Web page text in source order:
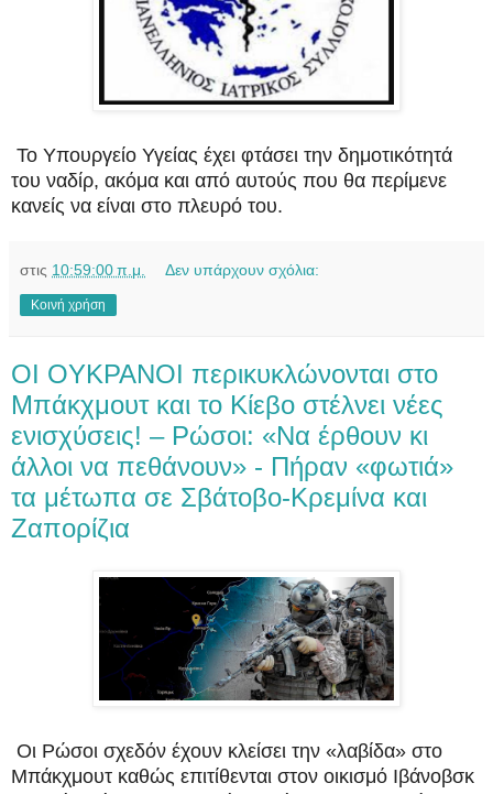
Το Υπουργείο Υγείας έχει φτάσει την δημοτικότητά
του ναδίρ, ακόμα και από αυτούς που θα περίμενε
κανείς να είναι στο πλευρό του.
στις 10:59:00 π.μ. Δεν υπάρχουν σχόλια:
Κοινή χρήση
OI OYKPANOI περικυκλώνονται στο
Μπάκχμουτ και το Κίεβο στέλνει νέες
ενισχύσεις! – Ρώσοι: «Να έρθουν κι
άλλοι να πεθάνουν» - Πήραν «φωτιά»
τα μέτωπα σε Σβάτοβο-Κρεμίνα και
Ζαπορίζια
Oι Ρώσοι σχεδόν έχουν κλείσει την «λαβίδα» στο
Μπάκχμουτ καθώς επιτίθενται στον οικισμό Ιβάνοβσκ